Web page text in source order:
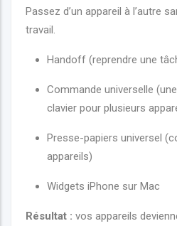
Passez d’un appareil à l’autre
travail.
Handoff (reprendre une
Commande universelle
clavier pour plusieurs
Presse-papiers universel
appareils)
Widgets iPhone sur Mac
Résultat : vos appareils